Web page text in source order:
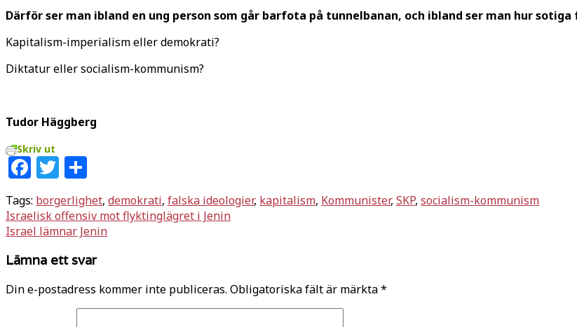
Därför ser man ibland en ung person som går barfota på tunnelbanan, och ibland ser man hur
Kapitalism-imperialism eller demokrati?
Diktatur eller socialism-kommunism?
Tudor Häggberg
Skriv ut
Facebook
Twitter
Tags: borgerlighet, demokrati, falska ideologier, kapitalism, Kommunister, SKP, socialism-kommunism
Inläggsnavigering
Israelisk offensiv mot flyktinglägret i Jenin
Israel lämnar Jenin
Lämna ett svar
Din e-postadress kommer inte publiceras. Obligatoriska fält är märkta*